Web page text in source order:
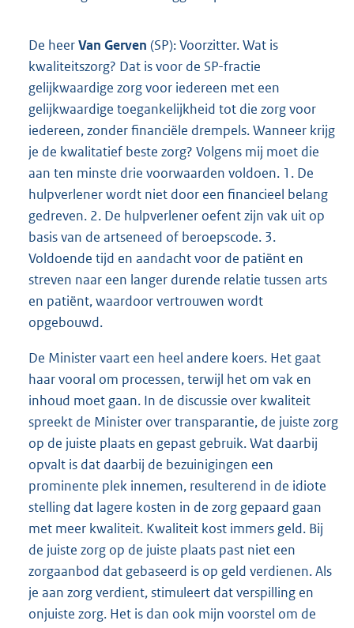
De heerVan Gerven (SP): Voorzitter. Wat is
kwaliteitszorg? Dat is voor de SP-fractie
gelijkwaardige zorg voor iedereen met een
gelijkwaardige toegankelijkheid tot die zorg voor
iedereen, zonder financiële drempels. Wanneer krijg
je de kwalitatief beste zorg? Volgens mij moet die
aan ten minste drie voorwaarden voldoen. 1. De
hulpverlener wordt niet door een financieel belang
gedreven. 2. De hulpverlener oefent zijn vak uit op
basis van de artseneed of beroepscode. 3.
Voldoende tijd en aandacht voor de patiënt en
streven naar een langer durende relatie tussen arts
en patiënt, waardoor vertrouwen wordt
opgebouwd.
De Minister vaart een heel andere koers. Het gaat
haar vooral om processen, terwijl het om vak en
inhoud moet gaan. In de discussie over kwaliteit
spreekt de Minister over transparantie, de juiste zorg
op de juiste plaats en gepast gebruik. Wat daarbij
opvalt is dat daarbij de bezuinigingen een
prominente plek innemen, resulterend in de idiote
stelling dat lagere kosten in de zorg gepaard gaan
met meer kwaliteit. Kwaliteit kost immers geld. Bij
de juiste zorg op de juiste plaats past niet een
zorgaanbod dat gebaseerd is op geld verdienen. Als
je aan zorg verdient, stimuleert dat verspilling en
onjuiste zorg. Het is dan ook mijn voorstel om de